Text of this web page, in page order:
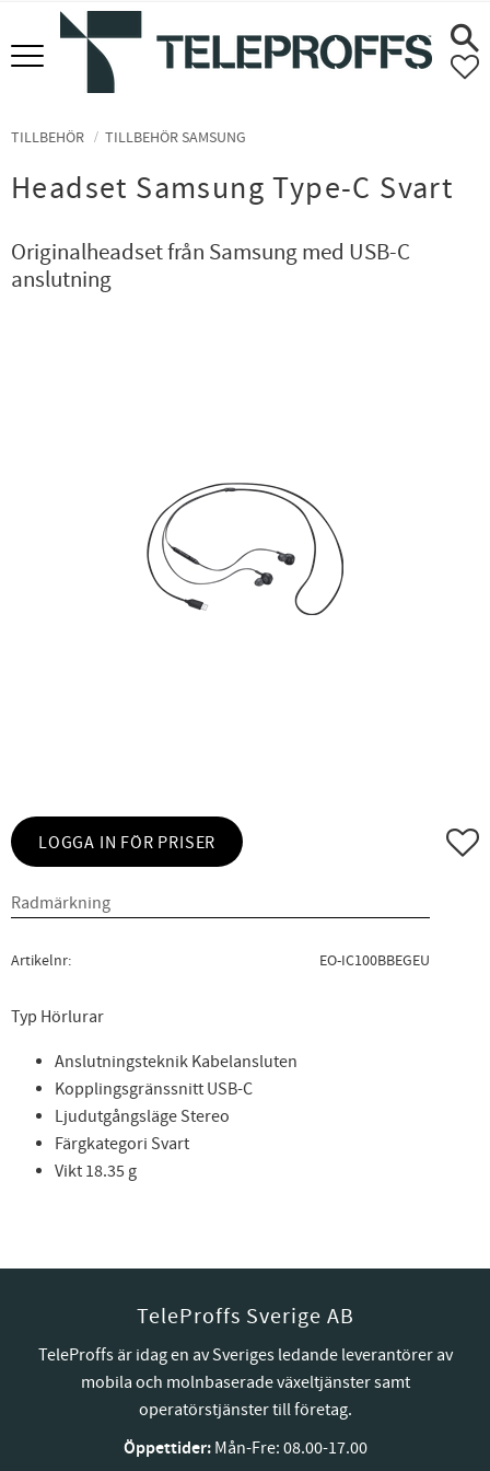
Meny
TILLBEHÖR TILLBEHÖR SAMSUNG
Headset Samsung Type-C Svart
Originalheadset från Samsung med USB-C
anslutning
LOGGA IN FÖR PRISER Lägg
Artikelnr EO-IC100BBEGEU
Typ Hörlurar
Anslutningsteknik Kabelansluten
Kopplingsgränssnitt USB-C
Ljudutgångsläge Stereo
Färgkategori Svart
Vikt 18.35 g
TeleProffs Sverige AB
TeleProffs är idag en av Sveriges ledande leverantörer av
mobila och molnbaserade växeltjänster samt
operatörstjänster till företag.
Öppettider:Mån-Fre: 08.00-17.00